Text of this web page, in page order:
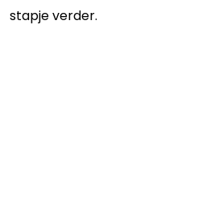
stapje verder.